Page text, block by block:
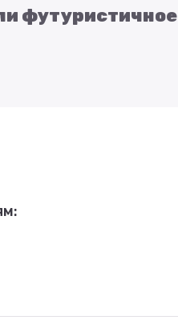
футуристичное